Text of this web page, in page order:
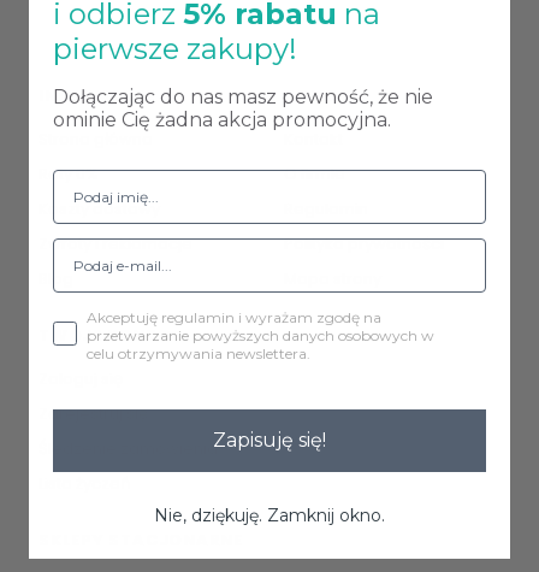
INFORMACJE
Strona główna
Raty 0%
Koszty dostawy
Zwroty i reklamacje
POMOC
O firmie
Polityka prywatności
TWOJE KONTO
Zarejestruj się
Śledzenie zamówienia
i odbierz 5% rabatu na
pierwsze zakupy!
Dołączając do nas masz pewność, że nie
ominie Cię żadna akcja promocyjna.
Akceptuję regulamin i wyrażam zgodę na
przetwarzanie powyższych danych osobowych w
celu otrzymywania newslettera.
Zapisuję się!
Nie, dziękuję. Zamknij okno.